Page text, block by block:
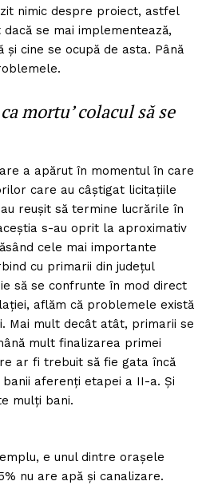
nimic despre proiect, astfel
se mai implementează,
și cine se ocupă de asta. Până
mortu’ colacul să se
a apărut în momentul în care
care au câștigat licitațiile
reușit să termine lucrările în
s-au oprit la aproximativ
cele mai importante
cu primarii din județul
să se confrunte în mod direct
aflăm că problemele există
Mai mult decât atât, primarii se
mult finalizarea primei
ar fi trebuit să fie gata încă
banii aferenți etapei a II-a. Și
mulți bani.
e unul dintre orașele
nu are apă și canalizare.